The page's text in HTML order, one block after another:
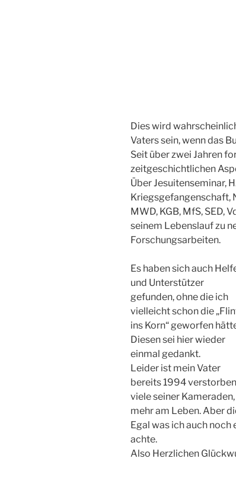
Dies wird
Vaters sein, wenn das
Seit über zwei Jahren
zeitgeschichtlichen
Über Jesuitenseminar,
Kriegsgefangenschaft,
MWD, KGB, MfS, SED,
seinem Lebenslauf zu
Forschungsarbeiten.
Es haben sich auch
und Unterstützer
gefunden, ohne die ich
vielleicht schon die
ins Korn“ geworfen
Diesen sei hier wieder
einmal gedankt.
Leider ist mein Vater
bereits 1994
viele seiner
mehr am Leben. Aber
Egal was ich auch noch
achte.
Also Herzlichen